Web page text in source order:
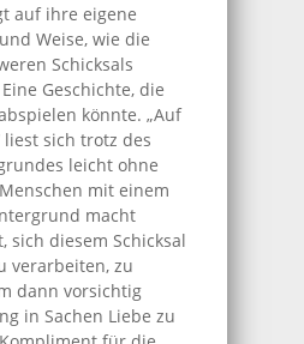
auf ihre eigene
Weise, wie die
Schicksals
Geschichte, die
könnte. „Auf
liest sich trotz des
leicht ohne
mit einem
macht
sich diesem Schicksal
verarbeiten, zu
dann vorsichtig
in Sachen Liebe zu